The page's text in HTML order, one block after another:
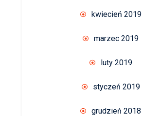
kwiecień 2019
marzec 2019
luty 2019
styczeń 2019
grudzień 2018